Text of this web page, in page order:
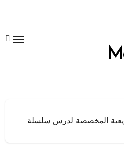
المخصصة لدرس سلسلة